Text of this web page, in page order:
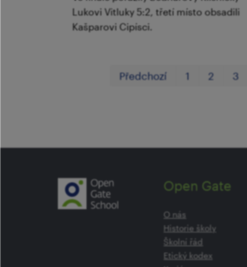
Lukovi Vitluky 5:2, třetí místo obsadili
Kašparovi Cipísci.
Předchozí 1 2 3
Open Gate
O nás
Historie školy
Školní řád
Etický kodex